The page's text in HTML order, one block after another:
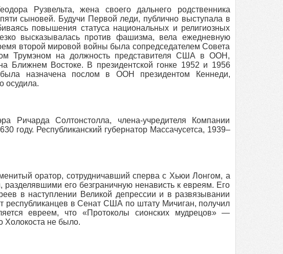
Рузвельта, жена своего дальнего родственника
сыновей. Будучи Первой леди, публично выступала в
повышения статуса национальных и религиозных
высказывалась против фашизма, вела ежедневную
второй мировой войны была сопредседателем Совета
Трумэном на должность представителя США в ООН,
Ближнем Востоке. В президентской гонке 1952 и 1956
назначена послом в ООН президентом Кеннеди,
осудила.
Ричарда Солтонстолла, члена-учредителя Компании
году. Республиканский губернатор Массачусетса, 1939–
оратор, сотрудничавший сперва с Хьюи Лонгом, а
его безграничную ненависть к евреям. Его
в наступлении Великой депрессии и в развязывании
республиканцев в Сенат США по штату Мичиган, получил
евреем, что «Протоколы сионских мудрецов» —
Холокоста не было.